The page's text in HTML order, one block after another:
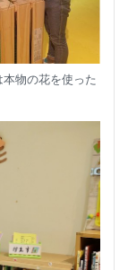
物の花を使った